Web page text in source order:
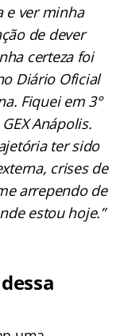
e ver minha
de dever
certeza foi
Diário Oficial
Fiquei em 3°
Anápolis.
ter sido
crises de
arrependo de
estou hoje.”